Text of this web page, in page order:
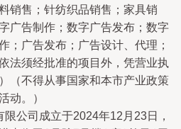
销售；针纺织品销售；家具销
广告制作；数字广告发布；数字
；广告发布；广告设计、代理；
法须经批准的项目外，凭营业执
（不得从事国家和本市产业政策
动。）
公司成立于2024年12月23日，